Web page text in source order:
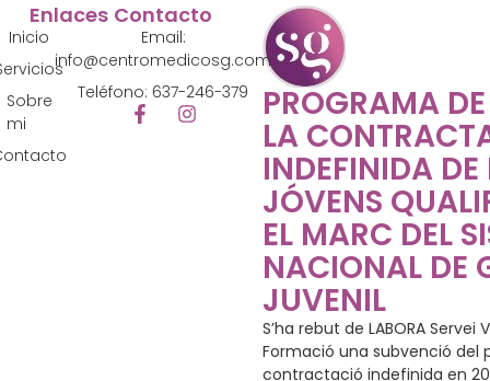
PROGRAMA
LA
INDEFINIDA DE
JÓVENS
EL MARC DEL
NACIONAL DE
JUVENIL
S’ha rebut de LABORA Servei
Formació una subvenció del
contractació indefinida en
Enlaces
Inicio
Sobre
mi
Contacto
Email:
info@centromedicosg.com
Teléfono: 637-246-379